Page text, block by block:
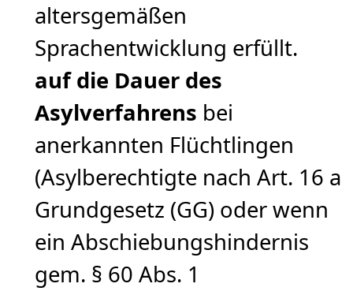
altersgemäßen
Sprachentwicklung erfüllt.
auf die Dauer des
Asylverfahrens bei
anerkannten Flüchtlingen
(Asylberechtigte nach Art. 16 a
Grundgesetz (GG) oder wenn
ein Abschiebungshindernis
gem. § 60 Abs. 1